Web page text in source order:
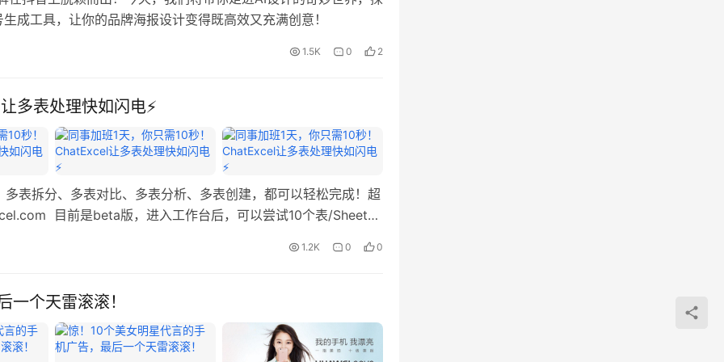
工具，让你的品牌海报设计变得既高效又充满创意！
1.5K 0 2
多表处理快如闪电⚡
表拆分、多表对比、多表分析、多表创建，都可以轻松完成！超
目前是beta版，进入工作台后，可以尝试10个表/Sheet，
1.2K 0 0
一个天雷滚滚！